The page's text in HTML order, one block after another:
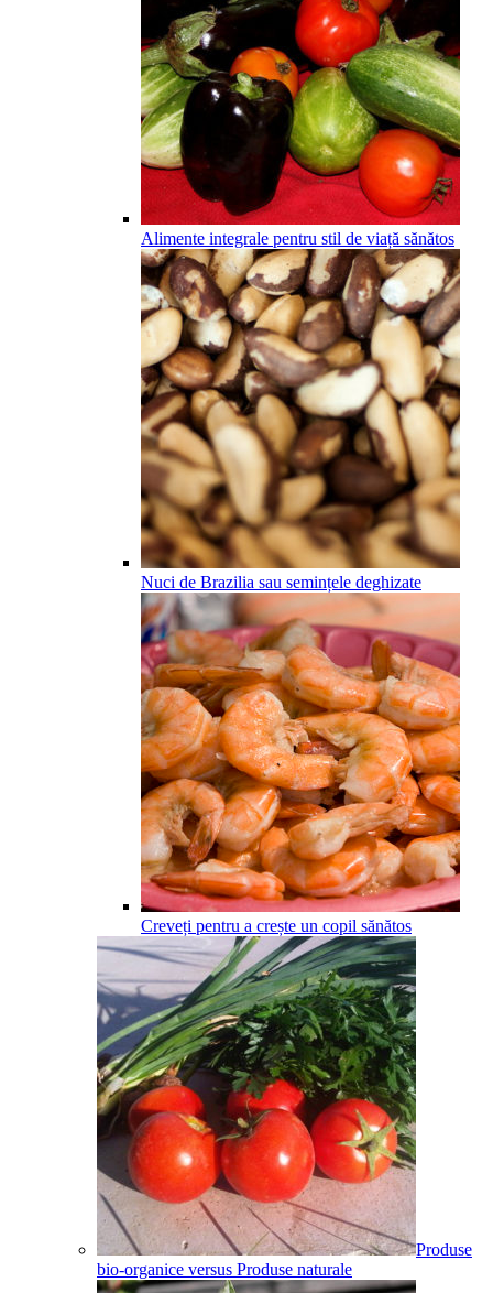
Alimente integrale pentru stil de viață sănătos
Nuci de Brazilia sau semințele deghizate
Creveți pentru a crește un copil sănătos
Produse
bio-organice versus Produse naturale